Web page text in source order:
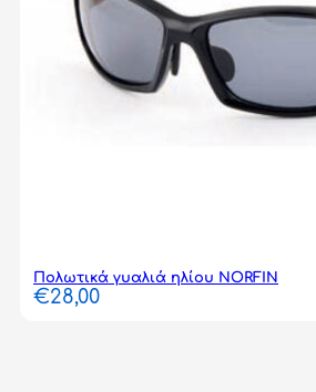
Πολωτικά γυαλιά ηλίου NORFIN
€28,00